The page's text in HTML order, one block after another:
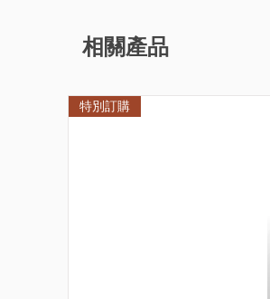
相關產品
特別訂購